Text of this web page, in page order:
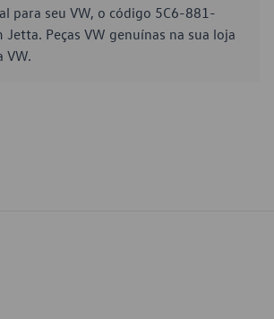
para seu VW, o código 5C6-881-
Peças VW genuínas na sua loja
VW.